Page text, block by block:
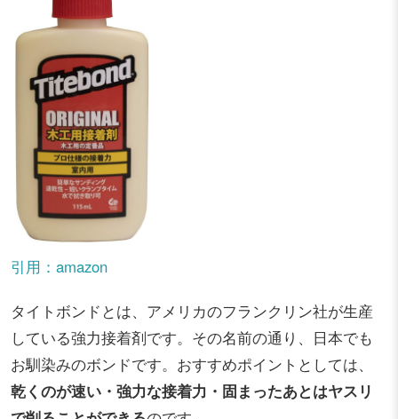
引用：amazon
タイトボンドとは、アメリカのフランクリン社が生産
している強力接着剤です。その名前の通り、日本でも
お馴染みのボンドです。おすすめポイントとしては、
乾くのが速い・強力な接着力・固まったあとはヤスリ